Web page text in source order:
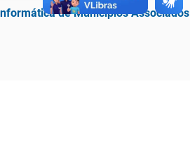
de Municípios Associados